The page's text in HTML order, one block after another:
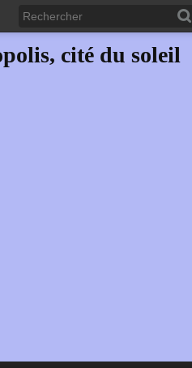
cité du soleil